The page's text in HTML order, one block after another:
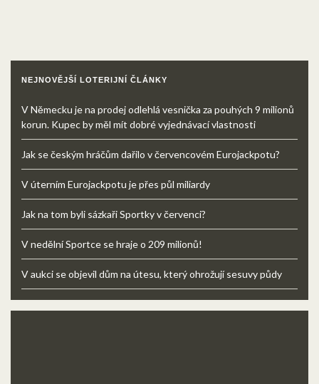
NEJNOVĚJŠÍ LOTERIJNÍ ČLÁNKY
V Německu je na prodej odlehlá vesnička za pouhých 9 milionů
korun. Kupec by měl mít dobré vyjednávací vlastnosti
Jak se českým hráčům dařilo v červencovém Eurojackpotu?
V úterním Eurojackpotu je přes půl miliardy
Jak na tom byli sázkaři Sportky v červenci?
V nedělní Sportce se hraje o 209 milionů!
V aukci se objevil dům na útesu, který ohrožují sesuvy půdy